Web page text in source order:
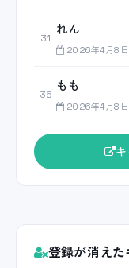
31
れん
2026年4月8日
36
もも
2026年4月8日
登録が消えた